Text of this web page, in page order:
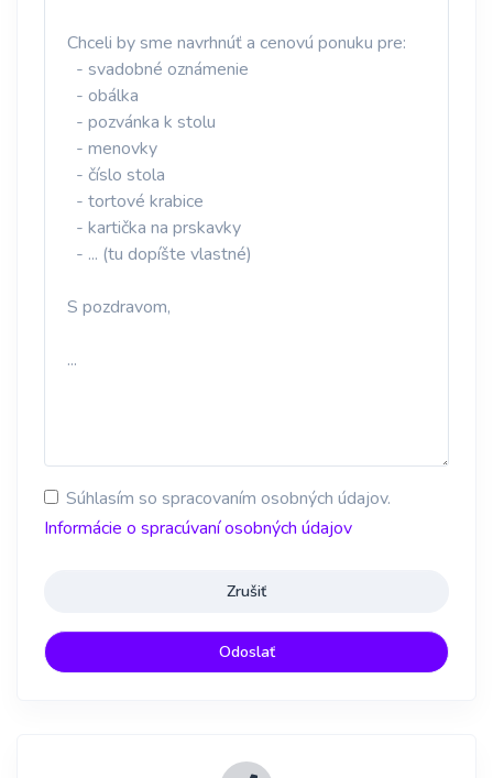
Súhlasím so spracovaním osobných údajov.
Informácie o spracúvaní osobných údajov
Zrušiť